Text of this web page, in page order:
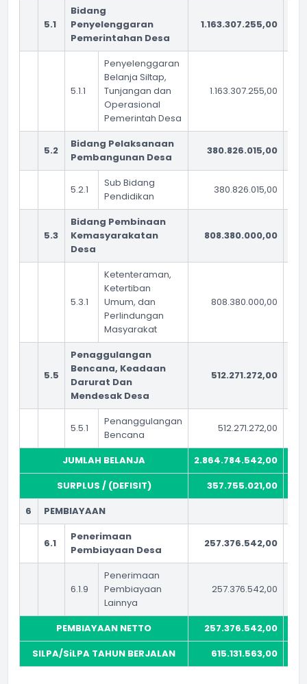
5.1
Bidang
Penyelenggaran
Pemerintahan Desa
1.163.307.255,00
5.1.1
Penyelenggaran
Belanja Siltap,
Tunjangan dan
Operasional
Pemerintah Desa
1.163.307.255,00
5.2
Bidang Pelaksanaan
Pembangunan Desa
380.826.015,00
5.2.1
Sub Bidang
Pendidikan
380.826.015,00
5.3
Bidang Pembinaan
Kemasyarakatan
Desa
808.380.000,00
5.3.1
Ketenteraman,
Ketertiban
Umum, dan
Perlindungan
Masyarakat
808.380.000,00
5.5
Penaggulangan
Bencana, Keadaan
Darurat Dan
Mendesak Desa
512.271.272,00
5.5.1
Penanggulangan
Bencana
512.271.272,00
JUMLAH BELANJA 2.864.784.542,00
SURPLUS / (DEFISIT)
357.755.021,00
6
PEMBIAYAAN
6.1
Penerimaan
Pembiayaan Desa
257.376.542,00
6.1.9
Penerimaan
Pembiayaan
Lainnya
257.376.542,00
PEMBIAYAAN NETTO
257.376.542,00
SILPA/SiLPA TAHUN BERJALAN
615.131.563,00